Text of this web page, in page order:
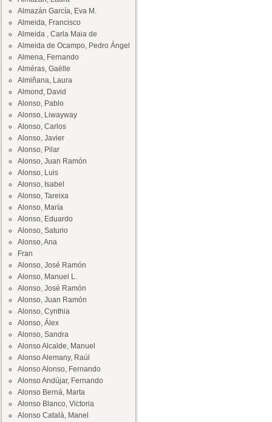
Almazán García, Eva M.
Almeida, Francisco
Almeida , Carla Maia de
Almeida de Ocampo, Pedro Ángel
Almena, Fernando
Alméras, Gaëlle
Almiñana, Laura
Almond, David
Alonso, Pablo
Alonso, Liwayway
Alonso, Carlos
Alonso, Javier
Alonso, Pilar
Alonso, Juan Ramón
Alonso, Luis
Alonso, Isabel
Alonso, Tareixa
Alonso, María
Alonso, Eduardo
Alonso, Saturio
Alonso, Ana
Fran
Alonso, José Ramón
Alonso, Manuel L.
Alonso, José Ramón
Alonso, Juan Ramón
Alonso, Cynthia
Alonso, Álex
Alonso, Sandra
Alonso Alcalde, Manuel
Alonso Alemany, Raúl
Alonso Alonso, Fernando
Alonso Andújar, Fernando
Alonso Berná, Marta
Alonso Blanco, Victoria
Alonso Català, Manel